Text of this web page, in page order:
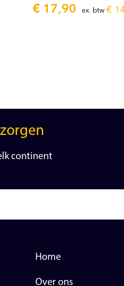
€ 17,90 ex. btw €
continent
Home
Over ons